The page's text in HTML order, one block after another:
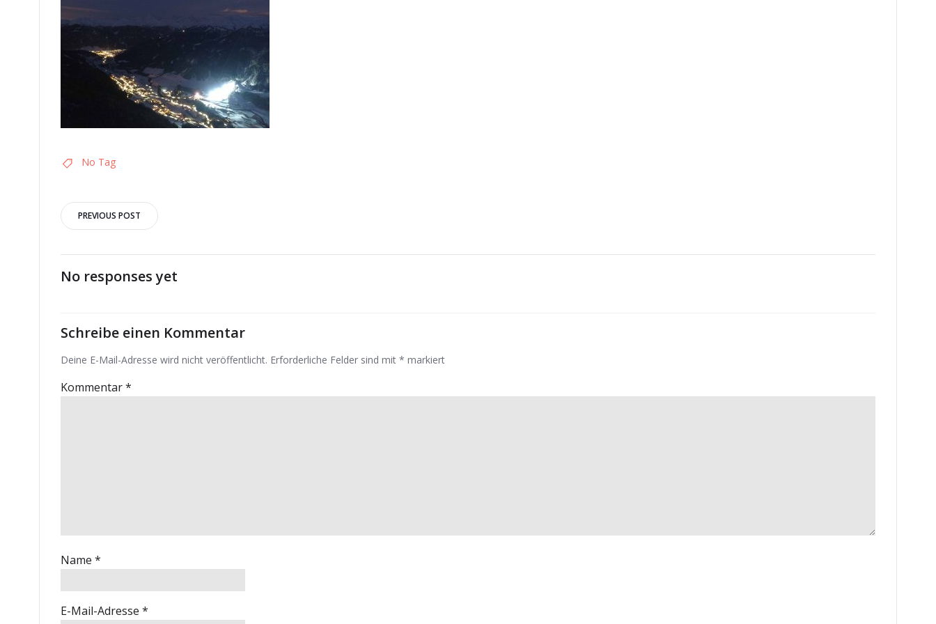
No Tag
Post
navigation
PREVIOUS POST
No responses yet
Schreibe einen Kommentar
Deine E-Mail-Adresse wird nicht veröffentlicht. Erforderliche Felder sind mit * markiert
Kommentar*
Name *
E-Mail-Adresse *